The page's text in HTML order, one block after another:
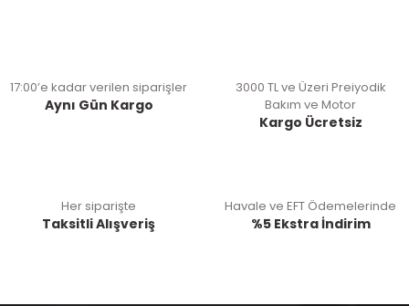
17:00’e kadar verilen siparişler
Aynı Gün Kargo
3000 TL ve Üzeri Preiyodik
Bakım ve Motor
Kargo Ücretsiz
Her siparişte
Taksitli Alışveriş
Havale ve EFT Ödemelerinde
%5 Ekstra İndirim